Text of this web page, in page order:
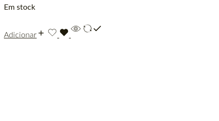
Em stock
Adicionar